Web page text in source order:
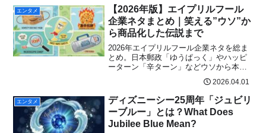
エンタメ
【2026年版】エイプリルフール
企業ネタまとめ｜笑える”ウソ”か
ら商品化した伝説まで
2026年エイプリルフール企業ネタを総ま
とめ。日本郵政「ゆうぱっく」やハッピ
ーターン「辛ターン」などウソから本当
ン・オキシクリーン・明治の最新ネタ、
楽しむためのルールまで完全網羅。明日
のSNSが10倍楽しくなる保存版。
2026.04.01
エンタメ
ディズニーシー25周年「ジュビリ
ーブルー」とは？What Does
Jubilee Blue Mean?